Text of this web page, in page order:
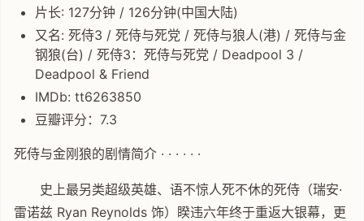
片长: 127分钟 / 126分钟(中国大陆)
又名: 死侍3 / 死侍与死党 / 死侍与狼人(港) / 死侍与金
钢狼(台) / 死侍3：死侍与死党 / Deadpool 3‎ /
Deadpool & Friend
IMDb: tt6263850
豆瓣评分：7.3
死侍与金刚狼的剧情简介 · · · · · ·
史上最另类超级英雄、语不惊人死不休的死侍（瑞安·
雷诺兹 Ryan Reynolds 饰）睽违六年终于重返大银幕，更